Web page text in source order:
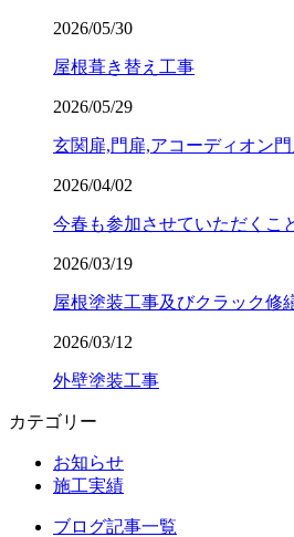
2026/05/30
屋根葺き替え工事
2026/05/29
玄関扉,門扉,アコーディオン
2026/04/02
今春も参加させていただくこ
2026/03/19
屋根塗装工事及びクラック修
2026/03/12
外壁塗装工事
カテゴリー
お知らせ
施工実績
ブログ記事一覧